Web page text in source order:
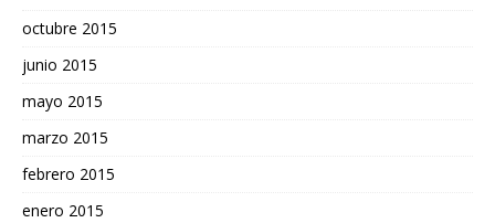
octubre 2015
junio 2015
mayo 2015
marzo 2015
febrero 2015
enero 2015